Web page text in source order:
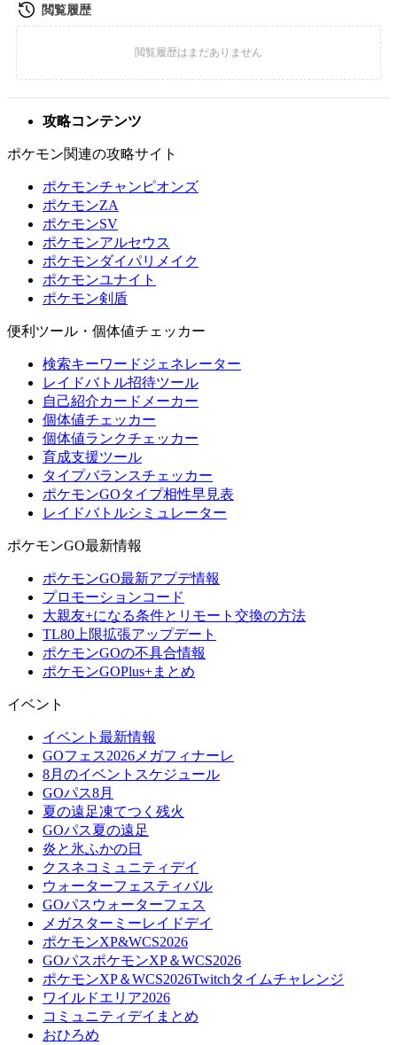
攻略コンテンツ
ポケモン関連の攻略サイト
ポケモンチャンピオンズ
ポケモンZA
ポケモンSV
ポケモンアルセウス
ポケモンダイパリメイク
ポケモンユナイト
ポケモン剣盾
便利ツール・個体値チェッカー
検索キーワードジェネレーター
レイドバトル招待ツール
自己紹介カードメーカー
個体値チェッカー
個体値ランクチェッカー
育成支援ツール
タイプバランスチェッカー
ポケモンGOタイプ相性早見表
レイドバトルシミュレーター
ポケモンGO最新情報
ポケモンGO最新アプデ情報
プロモーションコード
大親友+になる条件とリモート交換の方法
TL80上限拡張アップデート
ポケモンGOの不具合情報
ポケモンGOPlus+まとめ
イベント
イベント最新情報
GOフェス2026メガフィナーレ
8月のイベントスケジュール
GOパス8月
夏の遠足凍てつく残火
GOパス夏の遠足
炎と氷ふかの日
クスネコミュニティデイ
ウォーターフェスティバル
GOパスウォーターフェス
メガスターミーレイドデイ
ポケモンXP&WCS2026
GOパスポケモンXP＆WCS2026
ポケモンXP＆WCS2026Twitchタイムチャレンジ
ワイルドエリア2026
コミュニティデイまとめ
おひろめ